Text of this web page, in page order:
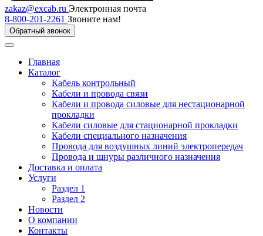
zakaz@excab.ru Электронная почта
8-800-201-2261 Звоните нам!
Обратный звонок
Главная
Каталог
Кабель контрольный
Кабели и провода связи
Кабели и провода силовые для нестационарной
прокладки
Кабели силовые для стационарной прокладки
Кабели специального назначения
Провода для воздушных линий электропередач
Провода и шнуры различного назначения
Доставка и оплата
Услуги
Раздел 1
Раздел 2
Новости
О компании
Контакты